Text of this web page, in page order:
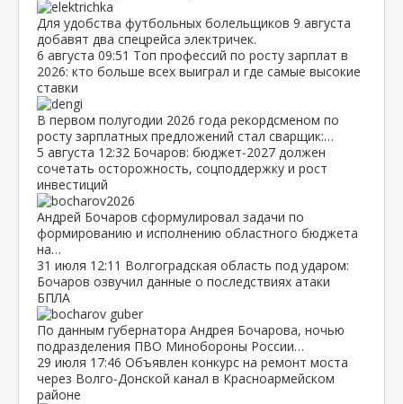
Для удобства футбольных болельщиков 9 августа
добавят два спецрейса электричек.
6 августа 09:51 Топ профессий по росту зарплат в
2026: кто больше всех выиграл и где самые высокие
ставки
В первом полугодии 2026 года рекордсменом по
росту зарплатных предложений стал сварщик:…
5 августа 12:32 Бочаров: бюджет‑2027 должен
сочетать осторожность, соцподдержку и рост
инвестиций
Андрей Бочаров сформулировал задачи по
формированию и исполнению областного бюджета
на…
31 июля 12:11 Волгоградская область под ударом:
Бочаров озвучил данные о последствиях атаки
БПЛА
По данным губернатора Андрея Бочарова, ночью
подразделения ПВО Минобороны России…
29 июля 17:46 Объявлен конкурс на ремонт моста
через Волго‑Донской канал в Красноармейском
районе